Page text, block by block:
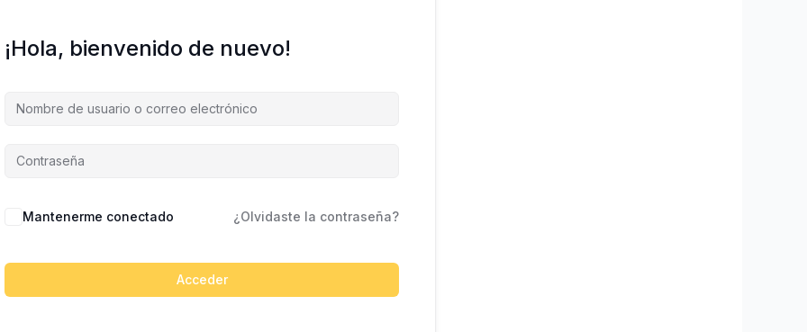
¡Hola, bienvenido de nuevo!
Mantenerme conectado ¿Olvidaste la contraseña?
Acceder